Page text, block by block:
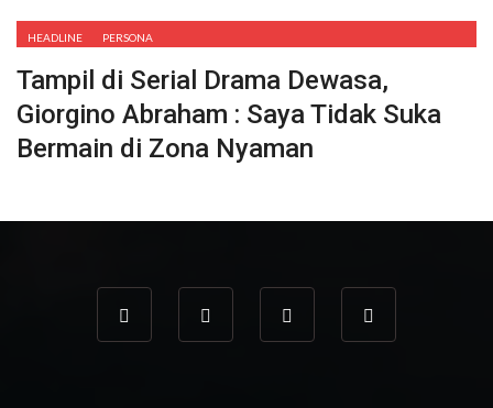
HEADLINE PERSONA
Tampil di Serial Drama Dewasa,
Giorgino Abraham : Saya Tidak Suka
Bermain di Zona Nyaman